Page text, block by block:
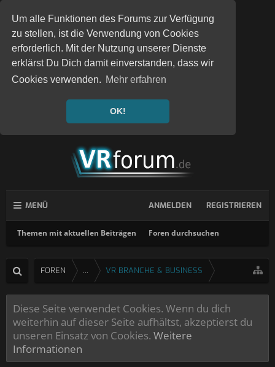
Um alle Funktionen des Forums zur Verfügung
zu stellen, ist die Verwendung von Cookies
erforderlich. Mit der Nutzung unserer Dienste
erklärst Du Dich damit einverstanden, dass wir
Cookies verwenden. Mehr erfahren
OK!
MENÜ
Themen mit aktuellen Beiträgen Foren durchsuchen
ANMELDEN REGISTRIEREN
FOREN ... VR BRANCHE & BUSINESS
Diese Seite verwendet Cookies. Wenn du dich
weiterhin auf dieser Seite aufhältst, akzeptierst du
unseren Einsatz von Cookies. Weitere
Informationen